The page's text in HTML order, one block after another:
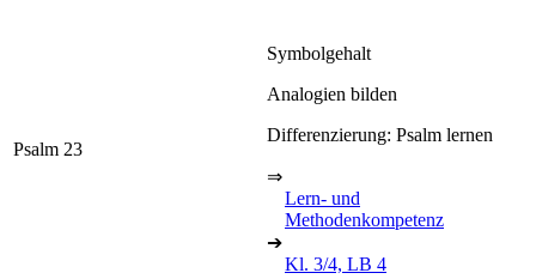
Psalm 23
Symbolgehalt
Analogien bilden
Differenzierung: Psalm lernen
⇒
Lern- und
Methodenkompetenz
➔
Kl. 3/4, LB 4